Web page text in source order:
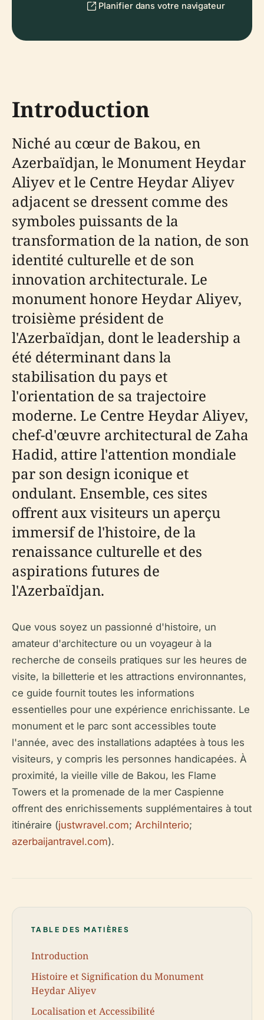
Planifier dans votre navigateur
Introduction
Niché au cœur de Bakou, en
Azerbaïdjan, le Monument Heydar
Aliyev et le Centre Heydar Aliyev
adjacent se dressent comme des
symboles puissants de la
transformation de la nation, de son
identité culturelle et de son
innovation architecturale. Le
monument honore Heydar Aliyev,
troisième président de
l'Azerbaïdjan, dont le leadership a
été déterminant dans la
stabilisation du pays et
l'orientation de sa trajectoire
moderne. Le Centre Heydar Aliyev,
chef-d'œuvre architectural de Zaha
Hadid, attire l'attention mondiale
par son design iconique et
ondulant. Ensemble, ces sites
offrent aux visiteurs un aperçu
immersif de l'histoire, de la
renaissance culturelle et des
aspirations futures de
l'Azerbaïdjan.
Que vous soyez un passionné d'histoire, un
amateur d'architecture ou un voyageur à la
recherche de conseils pratiques sur les heures de
visite, la billetterie et les attractions environnantes,
ce guide fournit toutes les informations
essentielles pour une expérience enrichissante. Le
monument et le parc sont accessibles toute
l'année, avec des installations adaptées à tous les
visiteurs, y compris les personnes handicapées. À
proximité, la vieille ville de Bakou, les Flame
Towers et la promenade de la mer Caspienne
offrent des enrichissements supplémentaires à tout
itinéraire (justwravel.com; ArchiInterio;
azerbaijantravel.com).
TABLE DES MATIÈRES
Introduction
Histoire et Signification du Monument
Heydar Aliyev
Localisation et Accessibilité